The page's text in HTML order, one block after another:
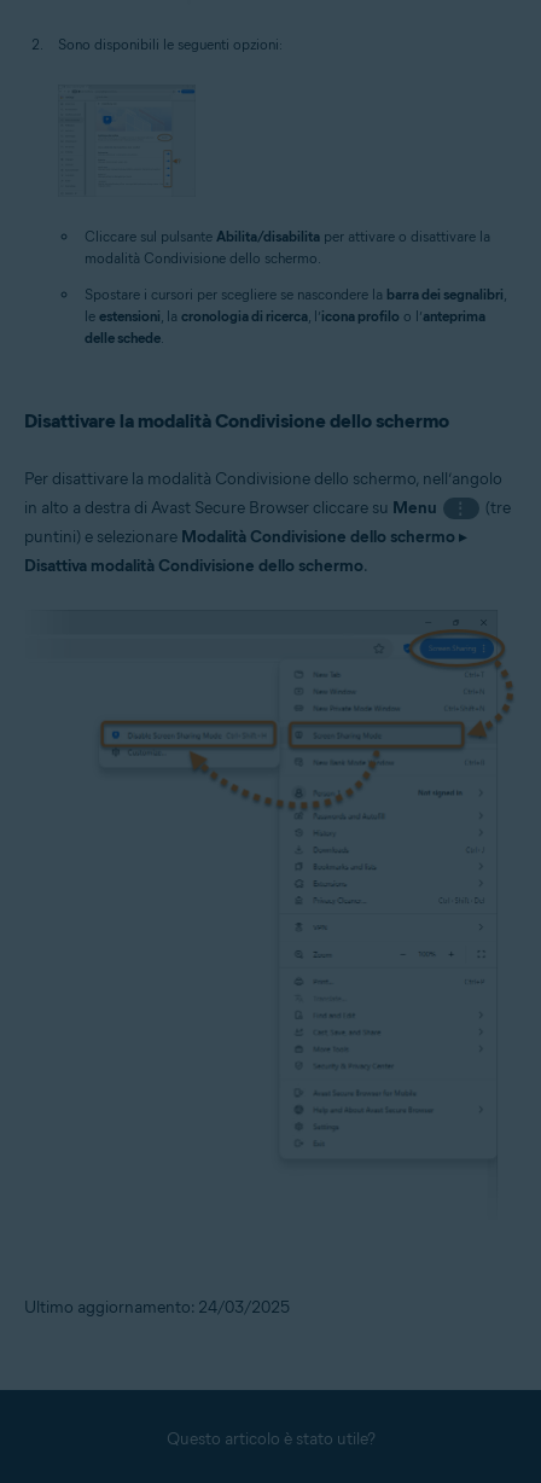
Sono disponibili le seguenti opzioni:
Cliccare sul pulsante Abilita/disabilita per attivare o disattivare la
modalità Condivisione dello schermo.
Spostare i cursori per scegliere se nascondere la barra dei segnalibri,
le estensioni, la cronologia di ricerca, l’icona profilo o l’anteprima
delle schede.
Disattivare la modalità Condivisione dello schermo
Per disattivare la modalità Condivisione dello schermo, nell’angolo
in alto a destra di Avast Secure Browser cliccare su Menu ⋮
(tre
puntini) e selezionare Modalità Condivisione dello schermo ▸
Disattiva modalità Condivisione dello schermo.
Ultimo aggiornamento: 24/03/2025
Questo articolo è stato utile?